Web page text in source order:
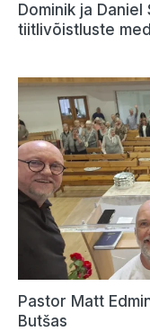
Dominik ja
tiitlivõistluste
Pastor Matt
Butšas